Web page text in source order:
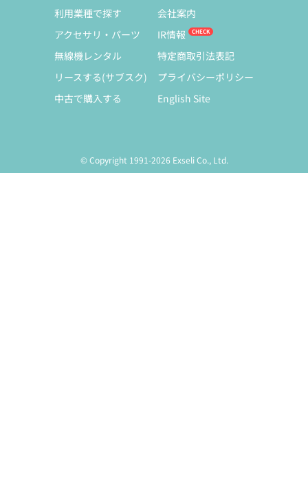
利用業種で探す
アクセサリ・パーツ
無線機レンタル
リースする(サブスク)
中古で購入する
会社案内
IR情報
特定商取引法表記
プライバシーポリシー
English Site
© Copyright 1991-2026 Exseli Co., Ltd.